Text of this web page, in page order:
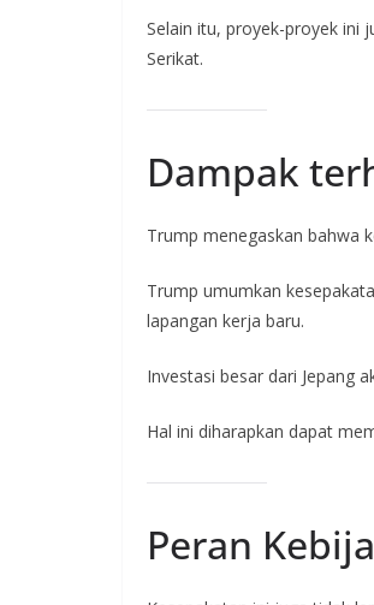
Selain itu, proyek-proyek ini
Serikat.
Dampak
Trump menegaskan bahwa
Trump umumkan
lapangan kerja baru.
Investasi besar dari Jepang
Hal ini diharapkan dapat
Peran